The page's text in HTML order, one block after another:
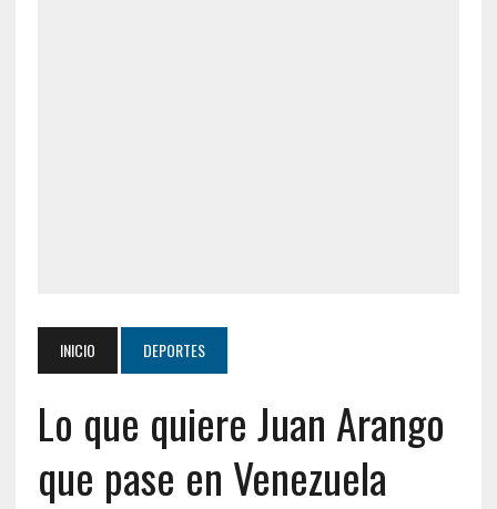
INICIO DEPORTES
Lo que quiere Juan Arango
que pase en Venezuela